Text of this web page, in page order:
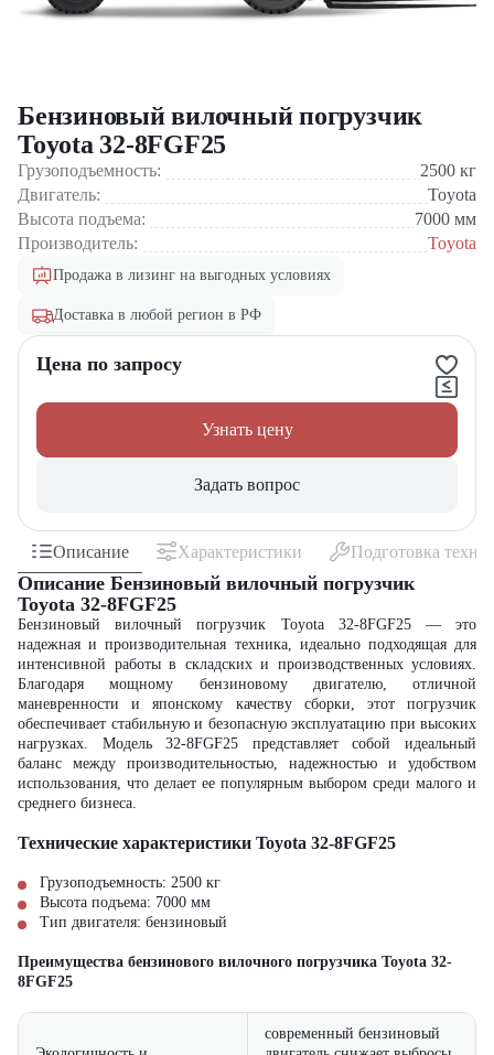
Бензиновый вилочный погрузчик
Toyota 32-8FGF25
Грузоподъемность: 2500 кг
Двигатель:
Toyota
Высота подъема:
7000 мм
Производитель:
Toyota
Продажа в лизинг на выгодных условиях
Доставка в любой регион в РФ
Цена по запросу
Узнать цену
Задать вопрос
Описание Характеристики Подготовка
Описание Бензиновый вилочный погрузчик
Toyota 32-8FGF25
Бензиновый вилочный погрузчик Toyota 32-8FGF25 — это
надежная и производительная техника, идеально подходящая для
интенсивной работы в складских и производственных условиях.
Благодаря мощному бензиновому двигателю, отличной
маневренности и японскому качеству сборки, этот погрузчик
обеспечивает стабильную и безопасную эксплуатацию при высоких
нагрузках. Модель 32-8FGF25 представляет собой идеальный
баланс между производительностью, надежностью и удобством
использования, что делает ее популярным выбором среди малого и
среднего бизнеса.
Технические характеристики Toyota 32-8FGF25
Грузоподъемность: 2500 кг
Высота подъема: 7000 мм
Тип двигателя: бензиновый
Преимущества бензинового вилочного погрузчика Toyota 32-
8FGF25
современный бензиновый